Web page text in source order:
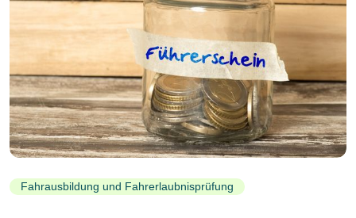
Fahrausbildung und Fahrerlaubnisprüfung